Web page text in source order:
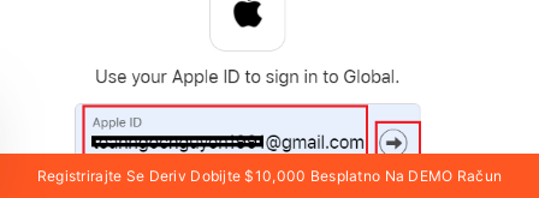
Registrirajte Se Deriv Dobijte $10,000 Besplatno Na DEMO Račun